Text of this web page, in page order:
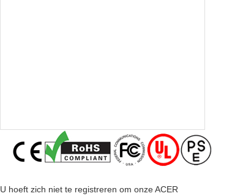
U hoeft zich niet te registreren om onze ACER